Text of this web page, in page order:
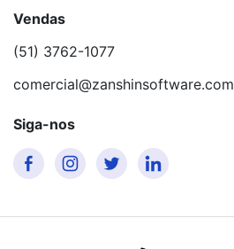
Vendas
(51) 3762-1077
comercial@zanshinsoftware.com
Siga-nos